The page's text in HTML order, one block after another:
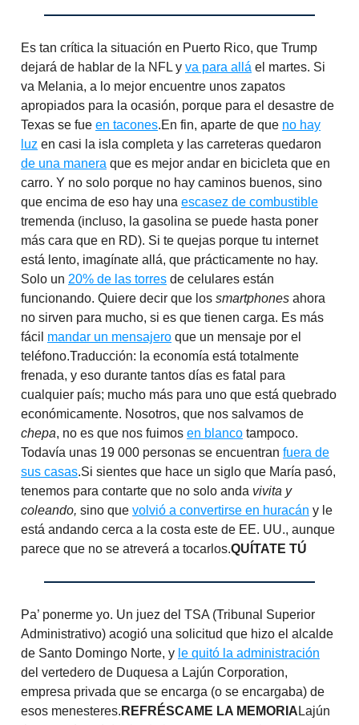
Es tan crítica la situación en Puerto Rico, que Trump
dejará de hablar de la NFL y va para allá el martes. Si
va Melania, a lo mejor encuentre unos zapatos
apropiados para la ocasión, porque para el desastre de
Texas se fue en tacones.En fin, aparte de que no hay
luz en casi la isla completa y las carreteras quedaron
de una manera que es mejor andar en bicicleta que en
carro. Y no solo porque no hay caminos buenos, sino
que encima de eso hay una escasez de combustible
tremenda (incluso, la gasolina se puede hasta poner
más cara que en RD). Si te quejas porque tu internet
está lento, imagínate allá, que prácticamente no hay.
Solo un 20% de las torres de celulares están
funcionando. Quiere decir que los smartphones ahora
no sirven para mucho, si es que tienen carga. Es más
fácil mandar un mensajero que un mensaje por el
teléfono.Traducción: la economía está totalmente
frenada, y eso durante tantos días es fatal para
cualquier país; mucho más para uno que está quebrado
económicamente. Nosotros, que nos salvamos de
chepa, no es que nos fuimos en blanco tampoco.
Todavía unas 19 000 personas se encuentran fuera de
sus casas.Si sientes que hace un siglo que María pasó,
tenemos para contarte que no solo anda vivita y
coleando, sino que volvió a convertirse en huracán y le
está andando cerca a la costa este de EE. UU., aunque
parece que no se atreverá a tocarlos.QUÍTATE TÚ
Pa’ ponerme yo. Un juez del TSA (Tribunal Superior
Administrativo) acogió una solicitud que hizo el alcalde
de Santo Domingo Norte, y le quitó la administración
del vertedero de Duquesa a Lajún Corporation,
empresa privada que se encarga (o se encargaba) de
esos menesteres. REFRÉSCAME LA MEMORIA Lajún